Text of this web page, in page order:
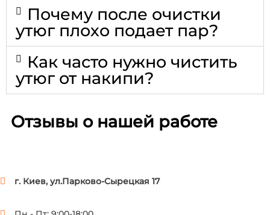
Почему после очистки
утюг плохо подает пар?
Как часто нужно чистить
утюг от накипи?
Отзывы о нашей работе
г. Киев, ул.Парково-Сырецкая 17